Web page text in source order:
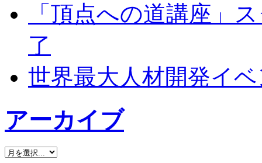
「頂点への道講座」
了
世界最大人材開発イ
アーカイブ